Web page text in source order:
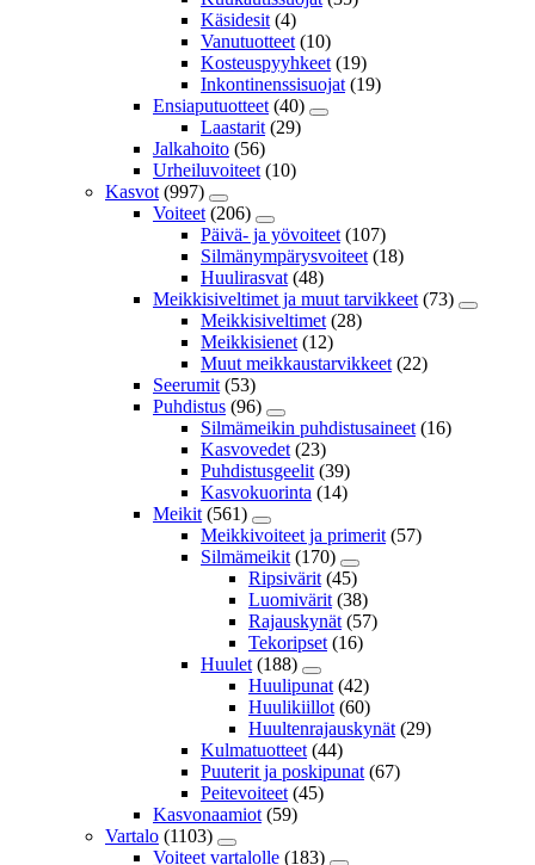
Käsidesit (4)
Vanutuotteet (10)
Kosteuspyyhkeet (19)
Inkontinenssisuojat (19)
Ensiaputuotteet (40)
Laastarit (29)
Jalkahoito (56)
Urheiluvoiteet (10)
Kasvot (997)
Voiteet (206)
Päivä- ja yövoiteet (107)
Silmänympärysvoiteet (18)
Huulirasvat (48)
Meikkisiveltimet ja muut tarvikkeet (73)
Meikkisiveltimet (28)
Meikkisienet (12)
Muut meikkaustarvikkeet (22)
Seerumit (53)
Puhdistus (96)
Silmämeikin puhdistusaineet (16)
Kasvovedet (23)
Puhdistusgeelit (39)
Kasvokuorinta (14)
Meikit (561)
Meikkivoiteet ja primerit (57)
Silmämeikit (170)
Ripsivärit (45)
Luomivärit (38)
Rajauskynät (57)
Tekoripset (16)
Huulet (188)
Huulipunat (42)
Huulikiillot (60)
Huultenrajauskynät (29)
Kulmatuotteet (44)
Puuterit ja poskipunat (67)
Peitevoiteet (45)
Kasvonaamiot (59)
Vartalo (1103)
Voiteet vartalolle (183)